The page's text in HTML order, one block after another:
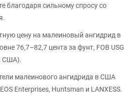
благодаря сильному спросу со
цену на малеиновый ангидрид в
76,7–82,7 цента за фунт, FOB USG
США).
малеинового ангидрида в США
Enterprises, Huntsman и LANXESS.